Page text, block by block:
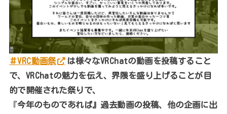
＃VRC動画祭
は様々なVRChatの動画を投稿すること
で、VRChatの魅力を伝え、界隈を盛り上げることが目
的で開催された祭りで、
『今年のものであれば』過去動画の投稿、他の企画に出